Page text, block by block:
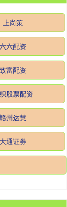
上尚策
六六配资
致富配资
股票配资
赣州达慧
大通证券